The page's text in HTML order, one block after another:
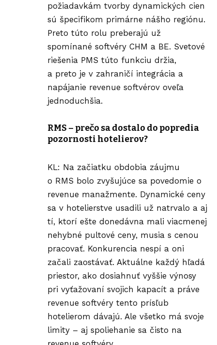
požiadavkám tvorby dynamických cien
sú špecifikom primárne nášho regiónu.
Preto túto rolu preberajú už
spomínané softvéry CHM a BE. Svetové
riešenia PMS túto funkciu držia,
a preto je v zahraničí integrácia a
napájanie revenue softvérov oveľa
jednoduchšia.
RMS – prečo sa dostalo do popredia
pozornosti hotelierov?
KL: Na začiatku obdobia záujmu
o RMS bolo zvyšujúce sa povedomie o
revenue manažmente. Dynamické ceny
sa v hotelierstve usadili už natrvalo a aj
tí, ktorí ešte donedávna mali viacmenej
nehybné pultové ceny, musia s cenou
pracovať. Konkurencia nespí a oni
začali zaostávať. Aktuálne každý hľadá
priestor, ako dosiahnuť vyššie výnosy
pri vyťažovaní svojich kapacít a práve
revenue softvéry tento prísľub
hotelierom dávajú. Ale všetko má svoje
limity – aj spoliehanie sa čisto na